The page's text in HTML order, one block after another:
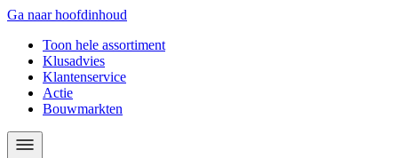
Ga naar hoofdinhoud
Toon hele assortiment
Klusadvies
Klantenservice
Actie
Bouwmarkten